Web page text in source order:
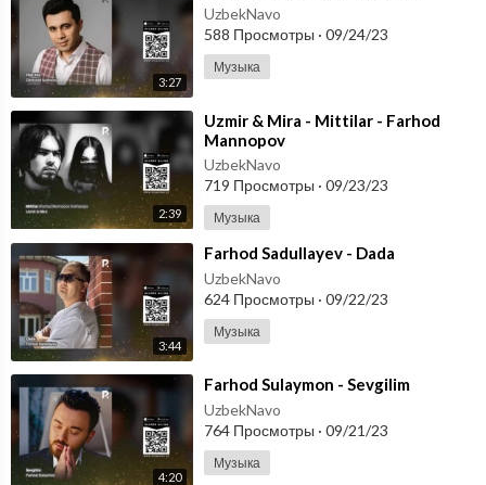
3:27
UzbekNavo
588 Просмотры · 09/24/23
Музыка
2:39
⁣Uzmir & Mira - Mittilar - Farhod
Mannopov
UzbekNavo
719 Просмотры · 09/23/23
Музыка
3:44
⁣Farhod Sadullayev - Dada
UzbekNavo
624 Просмотры · 09/22/23
Музыка
4:20
⁣Farhod Sulaymon - Sevgilim
UzbekNavo
764 Просмотры · 09/21/23
Музыка